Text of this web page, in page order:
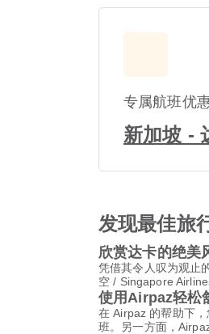
专属航班优
新加坡 -
发现最佳旅
欣赏达卡的绝美
凭借其令人叹为观止
空 / Singapore
使用Airpaz轻松
在 Airpaz 的帮助下
班。另一方面，